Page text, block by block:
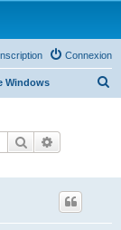
Connexion
Windows
Rechercher